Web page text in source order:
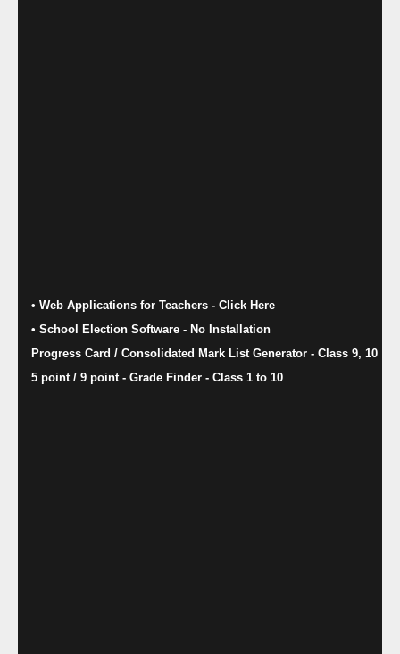
• Web Applications for Teachers - Click Here
• School Election Software​ - No Installation
Progress Card / Consolidated Mark List Generator - Class 9, 10
5 point / 9 point - Grade Finder - Class 1 to 10